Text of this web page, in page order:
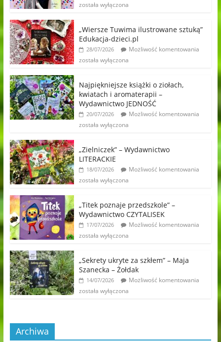
została wyłączona
„Wiersze Tuwima ilustrowane sztuką”
Edukacja-dzieci.pl
28/07/2026
Możliwość komentowania
została wyłączona
Najpiękniejsze książki o ziołach,
kwiatach i aromaterapii –
Wydawnictwo JEDNOŚĆ
20/07/2026
Możliwość komentowania
została wyłączona
„Zielniczek” – Wydawnictwo
LITERACKIE
18/07/2026
Możliwość komentowania
została wyłączona
„Titek poznaje przedszkole” –
Wydawnictwo CZYTALISEK
17/07/2026
Możliwość komentowania
została wyłączona
„Sekrety ukryte za szkłem” – Maja
Szanecka – Żołdak
14/07/2026
Możliwość komentowania
została wyłączona
Archiwa